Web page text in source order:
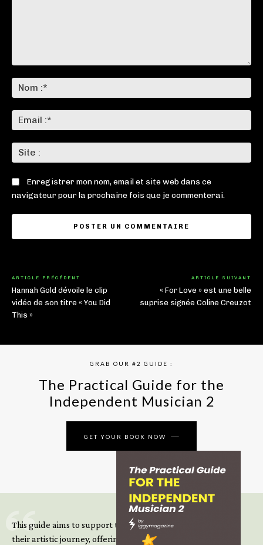
:*
:*
:
Enregistrer mon nom, email et site web dans ce
navigateur pour la prochaine fois que je commenterai.
ARTICLE PRÉCÉDENT
Hannah Gold dévoile le clip
vidéo de son titre « You Did
This »
ARTICLE SUIVANT
« For Love » est une belle
suprise signée Coline Creuzot
GRAB OUR #2 GUIDE :
The Practical Guide for the
Independent Musician 2
GET YOUR BOOK NOW
This guide aims to support those climbing the next steps of
their artistic journey, offering practical insight, updated